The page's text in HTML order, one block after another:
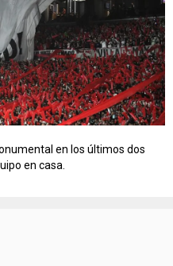
en los últimos dos
en casa.